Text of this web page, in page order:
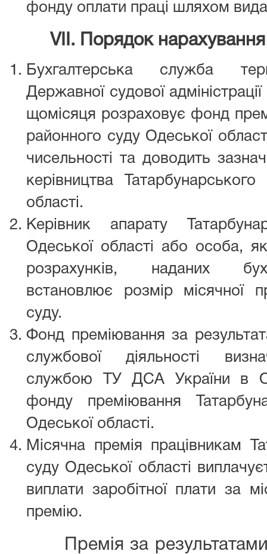
фонду оплати праці шляхом
VII. Порядок
Бухгалтерська служба
Державної судової
щомісяця розраховує фонд
районного суду Одеської
чисельності та доводить
керівництва
області.
Керівник апарату
Одеської області або особа,
розрахунків, наданих
встановлює розмір місячної
суду.
Фонд преміювання за
службової діяльності
службою ТУ ДСА України в
фонду преміювання
Одеської області.
Місячна премія працівникам
суду Одеської області
виплати заробітної плати за
премію.
Премія за результатами